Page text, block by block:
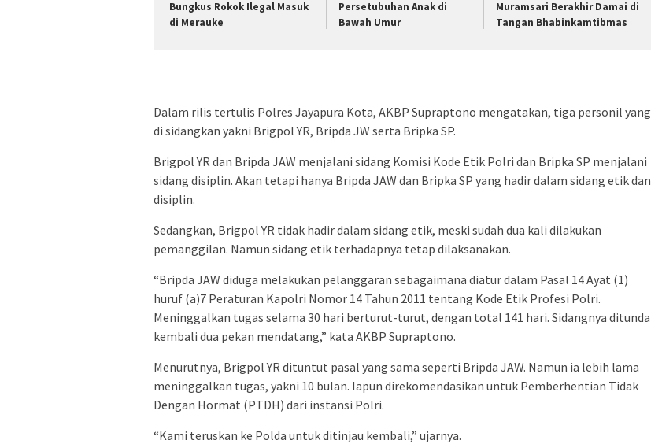
Bungkus Rokok Ilegal Masuk
di Merauke
Persetubuhan Anak di
Bawah Umur
Muramsari Berakhir Damai di
Tangan Bhabinkamtibmas
Dalam rilis tertulis Polres Jayapura Kota, AKBP Supraptono mengatakan, tiga personil yang
di sidangkan yakni Brigpol YR, Bripda JW serta Bripka SP.
Brigpol YR dan Bripda JAW menjalani sidang Komisi Kode Etik Polri dan Bripka SP menjalani
sidang disiplin. Akan tetapi hanya Bripda JAW dan Bripka SP yang hadir dalam sidang etik dan
disiplin.
Sedangkan, Brigpol YR tidak hadir dalam sidang etik, meski sudah dua kali dilakukan
pemanggilan. Namun sidang etik terhadapnya tetap dilaksanakan.
“Bripda JAW diduga melakukan pelanggaran sebagaimana diatur dalam Pasal 14 Ayat (1)
huruf (a)7 Peraturan Kapolri Nomor 14 Tahun 2011 tentang Kode Etik Profesi Polri.
Meninggalkan tugas selama 30 hari berturut-turut, dengan total 141 hari. Sidangnya ditunda
kembali dua pekan mendatang,” kata AKBP Supraptono.
Menurutnya, Brigpol YR dituntut pasal yang sama seperti Bripda JAW. Namun ia lebih lama
meninggalkan tugas, yakni 10 bulan. Iapun direkomendasikan untuk Pemberhentian Tidak
Dengan Hormat (PTDH) dari instansi Polri.
“Kami teruskan ke Polda untuk ditinjau kembali,” ujarnya.